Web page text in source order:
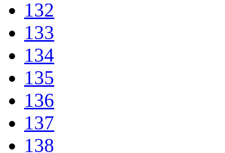
132
133
134
135
136
137
138